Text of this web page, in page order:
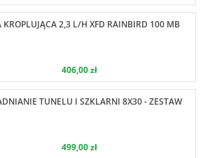
KROPLUJĄCA 2,3 L/H XFD RAINBIRD 100 MB
406,00 zł
TUNELU I SZKLARNI 8X30 - ZESTAW
499,00 zł